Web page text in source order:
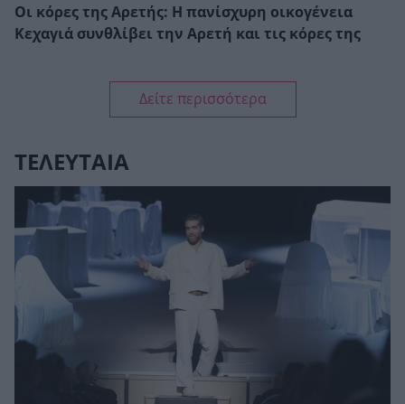
Οι κόρες της Αρετής: Η πανίσχυρη οικογένεια
Κεχαγιά συνθλίβει την Αρετή και τις κόρες της
Δείτε περισσότερα
ΤΕΛΕΥΤΑΙΑ